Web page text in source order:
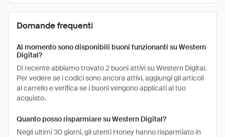
Domande frequenti
Al momento sono disponibili buoni funzionanti su Western
Digital?
Di recente abbiamo trovato 2 buoni attivi su Western Digital.
Per vedere se i codici sono ancora attivi, aggiungi gli articoli
al carrello e verifica se i buoni vengono applicati al tuo
acquisto.
Quanto posso risparmiare su Western Digital?
Negli ultimi 30 giorni, gli utenti Honey hanno risparmiato in